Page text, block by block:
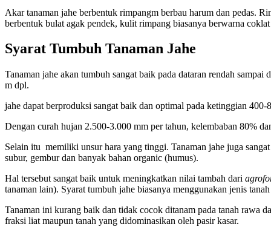
Akar tanaman jahe berbentuk rimpangm berbau harum dan pedas.
berbentuk bulat agak pendek, kulit rimpang biasanya berwarna
Syarat Tumbuh Tanaman Jahe
Tanaman jahe akan tumbuh sangat baik pada dataran rendah
m dpl.
jahe dapat berproduksi sangat baik dan optimal pada ketinggian 400-
Dengan curah hujan 2.500-3.000 mm per tahun, kelembaban 80%
Selain itu memiliki unsur hara yang tinggi. Tanaman jahe juga
subur, gembur dan banyak bahan organic (humus).
Hal tersebut sangat baik untuk meningkatkan nilai tambah dari
tanaman lain). Syarat tumbuh jahe biasanya menggunakan jenis
Tanaman ini kurang baik dan tidak cocok ditanam pada tanah rawa
fraksi liat maupun tanah yang didominasikan oleh pasir kasar.